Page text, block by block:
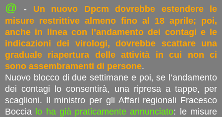
@- Un nuovo Dpcm dovrebbe estendere le
misure restrittive almeno fino al 18 aprile; poi,
anche in linea con l’andamento dei contagi e le
indicazioni dei virologi, dovrebbe scattare una
graduale riapertura delle attività in cui non ci
sono assembramenti di persone.
Nuovo blocco di due settimane e poi, se l’andamento
dei contagi lo consentirà, una ripresa a tappe, per
scaglioni. Il ministro per gli Affari regionali Fracesco
Boccia lo ha già praticamente annunciato: le misure